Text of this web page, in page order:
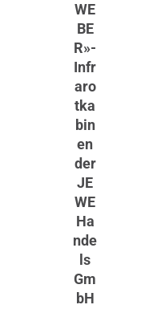
WE
BE
R»-
Infr
aro
tka
bin
en
der
JE
WE
Ha
nde
ls
Gm
bH